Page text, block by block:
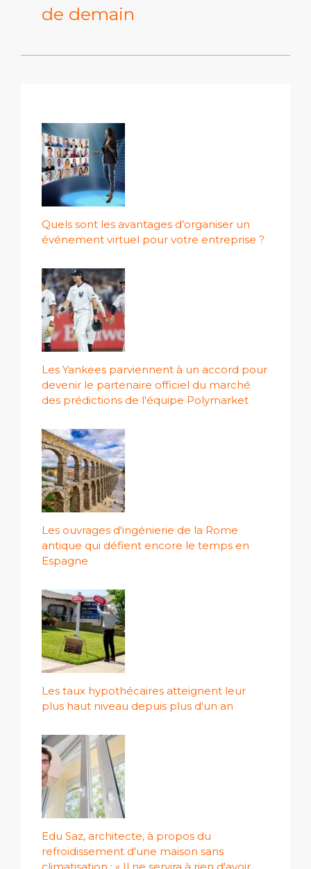
de demain
Quels sont les avantages d’organiser un
événement virtuel pour votre entreprise ?
Les Yankees parviennent à un accord pour
devenir le partenaire officiel du marché
des prédictions de l'équipe Polymarket
Les ouvrages d'ingénierie de la Rome
antique qui défient encore le temps en
Espagne
Les taux hypothécaires atteignent leur
plus haut niveau depuis plus d'un an
Edu Saz, architecte, à propos du
refroidissement d'une maison sans